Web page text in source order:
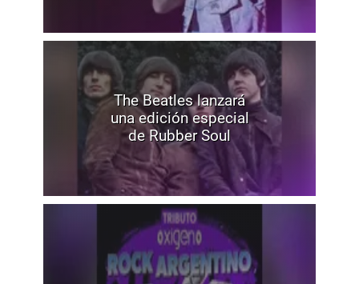
The Beatles lanzará
una edición especial
de Rubber Soul